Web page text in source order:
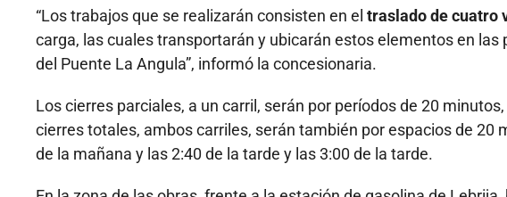
“Los trabajos que se realizarán consisten en el traslado de cuatro
carga, las cuales transportarán y ubicarán estos elementos en
del Puente La Angula”, informó la concesionaria.
Los cierres parciales, a un carril, serán por períodos de 20
cierres totales, ambos carriles, serán también por espacios de 20
de la mañana y las 2:40 de la tarde y las 3:00 de la tarde.